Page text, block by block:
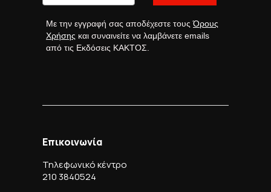
Με την εγγραφή σας αποδέχεστε τουςΌρους
Χρήσης και συναινείτε να λαμβάνετε emails
από τις Εκδόσεις ΚΑΚΤΟΣ.
Επικοινωνία
Τηλεφωνικό κέντρο
210 3840524